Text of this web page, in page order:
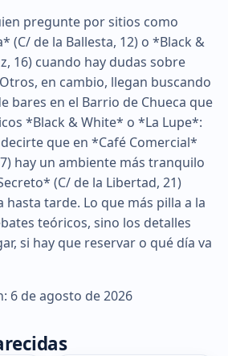
pregunte por sitios como
(C/ de la Ballesta, 12) o *Black &
16) cuando hay dudas sobre
en cambio, llegan buscando
bares en el Barrio de Chueca que
*Black & White* o *La Lupe*:
que en *Café Comercial*
hay un ambiente más tranquilo
(C/ de la Libertad, 21)
tarde. Lo que más pilla a la
teóricos, sino los detalles
si hay que reservar o qué día va
6 de agosto de 2026